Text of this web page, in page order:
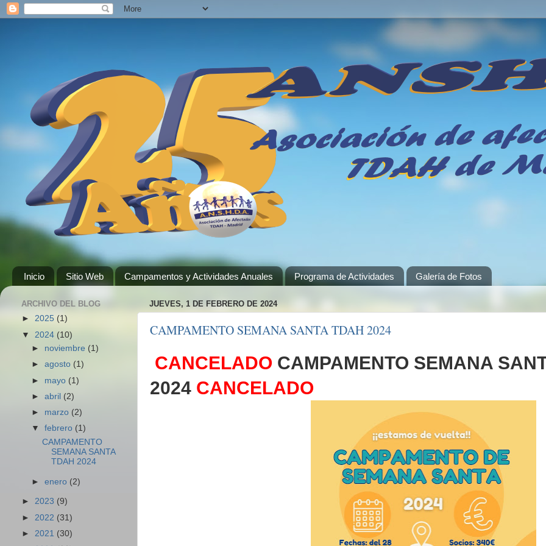
Inicio Sitio Web Campamentos y Actividades Anuales Programa de Actividades Galería de Fotos
JUEVES, 1 DE FEBRERO DE 2024
CAMPAMENTO SEMANA SANTA TDAH 2024
CANCELADO CAMPAMENTO SEMANA
2024 CANCELADO
ARCHIVO DEL BLOG
► 2025 (1)
▼ 2024 (10)
► noviembre (1)
►agosto (1)
► mayo (1)
►abril (2)
► marzo (2)
▼febrero (1)
CAMPAMENTO
SEMANA SANTA
TDAH 2024
►enero (2)
► 2023 (9)
► 2022 (31)
► 2021 (30)